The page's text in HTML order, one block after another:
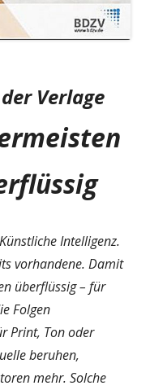
Verlage
Intelligenz.
vorhandene. Damit
überflüssig – für
Folgen
Print, Ton oder
beruhen,
mehr. Solche